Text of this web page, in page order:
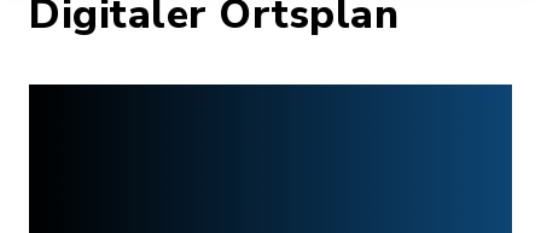
Digitaler Ortsplan